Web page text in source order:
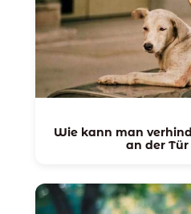
Wie kann man
an der